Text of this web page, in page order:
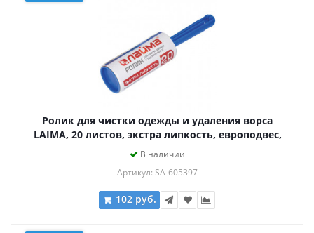
Ролик для чистки одежды и удаления ворса
LAIMA, 20 листов, экстра липкость, европодвес,
605397
В наличии
Артикул: SA-605397
102 руб.